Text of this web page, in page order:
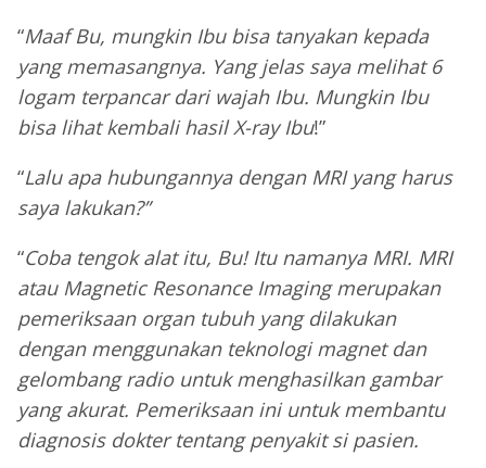
“Maaf Bu, mungkin Ibu bisa tanyakan kepada
yang memasangnya. Yang jelas saya melihat 6
logam terpancar dari wajah Ibu. Mungkin Ibu
bisa lihat kembali hasil X-ray Ibu!”
“Lalu apa hubungannya dengan MRI yang harus
saya lakukan?”
“Coba tengok alat itu, Bu! Itu namanya MRI. MRI
atau Magnetic Resonance Imaging merupakan
pemeriksaan organ tubuh yang dilakukan
dengan menggunakan teknologi magnet dan
gelombang radio untuk menghasilkan gambar
yang akurat. Pemeriksaan ini untuk membantu
diagnosis dokter tentang penyakit si pasien.